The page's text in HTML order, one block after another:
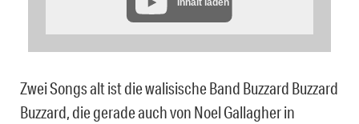
Inhalt laden
Zwei Songs alt ist die walisische Band Buzzard Buzzard
Buzzard, die gerade auch von Noel Gallagher in